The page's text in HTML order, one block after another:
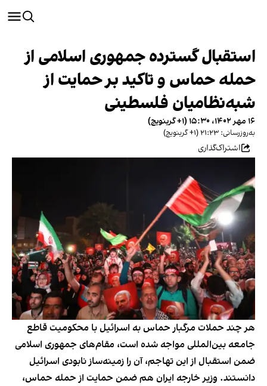
استقبال گسترده جمهوری اسلامی از
حمله حماس و تاکید بر حمایت از
شبه‌نظامیان فلسطینی
۱۶ مهر ۱۴۰۲، ۱۵:۳۰ (‎+۱ گرینویچ)
به‌روزرسانی: ۲۱:۲۳ (‎+۱ گرینویچ)
اشتراک‌گذاری
هر چند حملات مرگبار حماس به اسرائیل با محکومیت قاطع
جامعه بین‌المللی مواجه شده است، مقام‌های جمهوری اسلامی
ضمن استقبال از این تهاجم، آن را زمینه‌ساز نابودی اسرائیل
دانستند. وزیر خارجه ایران هم ضمن حمایت از حمله حماس،